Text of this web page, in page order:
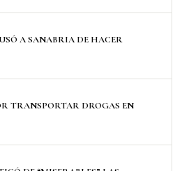
A SANABRIA DE HACER
TRANSPORTAR DROGAS EN